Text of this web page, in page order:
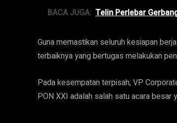
BACA JUGA: Telin Perlebar
Guna memastikan seluruh kesiapan
terbaiknya yang bertugas melakukan
Pada kesempatan terpisah, VP
PON XXI adalah salah satu acara besar